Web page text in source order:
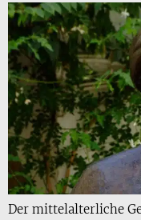
Der mittelalterliche